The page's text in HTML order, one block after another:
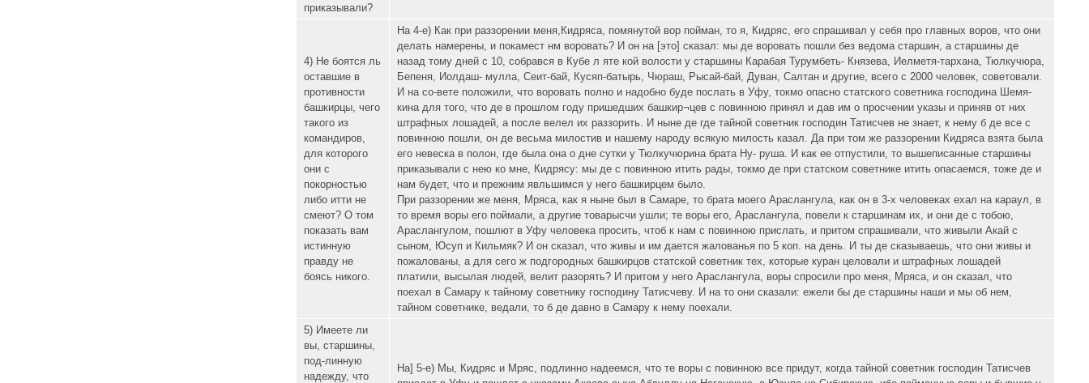
приказывали?
4) Не боятся ль
оставшие в
противности
башкирцы, чего
такого из
командиров,
для которого
они с
покорностью
либо итти не
смеют? О том
показать вам
истинную
правду не
боясь никого.
На 4-е) Как при раззорении меня,Кидряса, помянутой вор пойман, то я, Кидряс, его спрашивал у себя про главных воров, что они
делать намерены, и покамест нм воровать? И он на [это] сказал: мы де воровать пошли без ведома старшин, а старшины де
назад тому дней с 10, собрався в Кубе л яте кой волости у старшины Карабая Турумбеть- Князева, Иелметя-тархана, Тюлкучюра,
Бепеня, Иолдаш- мулла, Сеит-бай, Кусяп-батырь, Чюраш, Рысай-бай, Дуван, Салтан и другие, всего с 2000 человек, советовали.
И на со-вете положили, что воровать полно и надобно буде послать в Уфу, токмо опасно статского советника господина Шемя-
кина для того, что де в прошлом году пришедших башкир¬цев с повинною принял и дав им о просчении указы и приняв от них
штрафных лошадей, а после велел их раззорить. И ныне де где тайной советник господин Татисчев не знает, к нему б де все с
повинною пошли, он де весьма милостив и нашему народу всякую милость казал. Да при том же раззорении Кидряса взята была
его невеска в полон, где была она о дне сутки у Тюлкучюрина брата Ну- руша. И как ее отпустили, то вышеписанные старшины
приказывали с нею ко мне, Кидрясу: мы де с повинною итить рады, токмо де при статском советнике итить опасаемся, тоже де и
нам будет, что и прежним явльшимся у него башкирцем было.
При раззорении же меня, Мряса, как я ныне был в Самаре, то брата моего Араслангула, как он в 3-х человеках ехал на караул, в
то время воры его поймали, а другие товарысчи ушли; те воры его, Араслангула, повели к старшинам их, и они де с тобою,
Араслангулом, пошлют в Уфу человека просить, чтоб к нам с повинною прислать, и притом спрашивали, что живыли Акай с
сыном, Юсуп и Кильмяк? И он сказал, что живы и им дается жалованья по 5 коп. на день. И ты де сказываешь, что они живы и
пожалованы, а для сего ж подгородных башкирцов статской советник тех, которые куран целовали и штрафных лошадей
платили, высылая людей, велит разорять? И притом у него Араслангула, воры спросили про меня, Мряса, и он сказал, что
поехал в Самару к тайному советнику господину Татисчеву. И на то они сказали: ежели бы де старшины наши и мы об нем,
тайном советнике, ведали, то б де давно в Самару к нему поехали.
5) Имеете ли
вы, старшины,
под-линную
надежду, что
На] 5-е) Мы, Кидряс и Мряс, подлинно надеемся, что те воры с повинною все придут, когда тайной советник господин Татисчев